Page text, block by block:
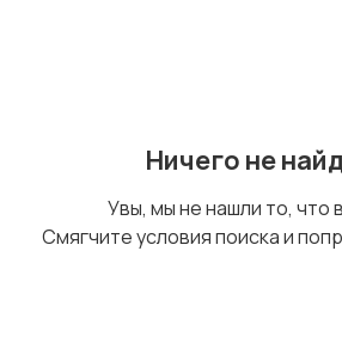
Ничего не
Увы, мы не нашли то, что
Смягчите условия поиска и